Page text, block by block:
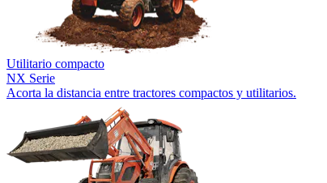
Utilitario compacto
NX Serie
Acorta la distancia entre tractores compactos y utilitarios.